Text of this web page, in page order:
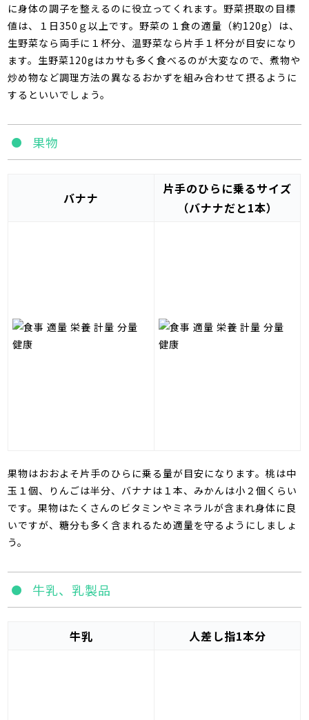
に身体の調子を整えるのに役立ってくれます。野菜摂取の目標
値は、１日350 ｇ以上です。野菜の１食の適量（約120g）は、
生野菜なら両手に１杯分、温野菜なら片手１杯分が目安になり
ます。生野菜120gはカサも多く食べるのが大変なので、煮物や
炒め物など調理方法の異なるおかずを組み合わせて摂るように
するといいでしょう。
果物
バナナ
片手のひらに乗るサイズ
（バナナだと1本）
果物はおおよそ片手のひらに乗る量が目安になります。桃は中
玉１個、りんごは半分、バナナは１本、みかんは小２個くらい
です。果物はたくさんのビタミンやミネラルが含まれ身体に良
いですが、糖分も多く含まれるため適量を守るようにしましょ
う。
牛乳、乳製品
牛乳 人差し指1本分